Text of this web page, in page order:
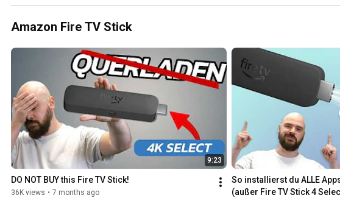
Amazon Fire TV Stick
9:23
DO NOT BUY this Fire TV Stick!
36K views • 7 months ago
So installierst du ALLE
(außer Fire TV Stick 4